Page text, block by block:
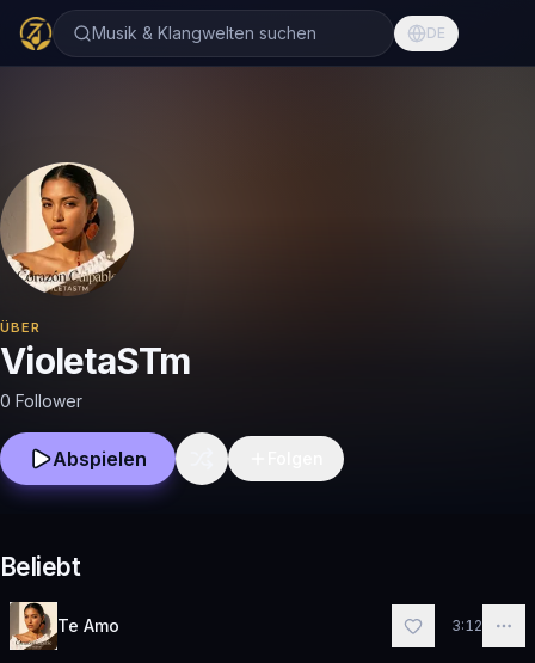
Musik & Klangwelten suchen DE
ÜBER
VioletaSTm
0 Follower
Abspielen
Beliebt
Te Amo 3:12